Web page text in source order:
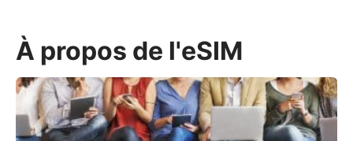
À propos de l'eSIM